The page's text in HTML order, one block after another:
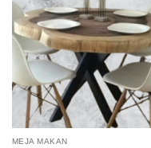
MEJA MAKAN